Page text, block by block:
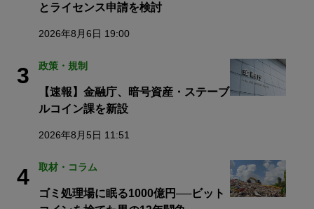
とライセンス申請を検討
2026年8月6日 19:00
3 政策・規制
【速報】金融庁、暗号資産・ステーブ
ルコイン課を新設
2026年8月5日 11:51
4 取材・コラム
ゴミ処理場に眠る1000億円──ビット